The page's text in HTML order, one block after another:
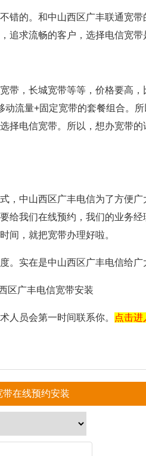
错的。和中山西区广丰联通宽
求流畅的客户，选择电信宽带
带，长城宽带等等，价格要高
流量+固定宽带的套餐组合。
择电信宽带。所以，想办宽带
，中山西区广丰电信为了方便
给我们在线预约，我们的业务
间，就把宽带办理好啦。
。实在是中山西区广丰电信给广
人员会第一时间联系你。 点击进
带在线预约安装